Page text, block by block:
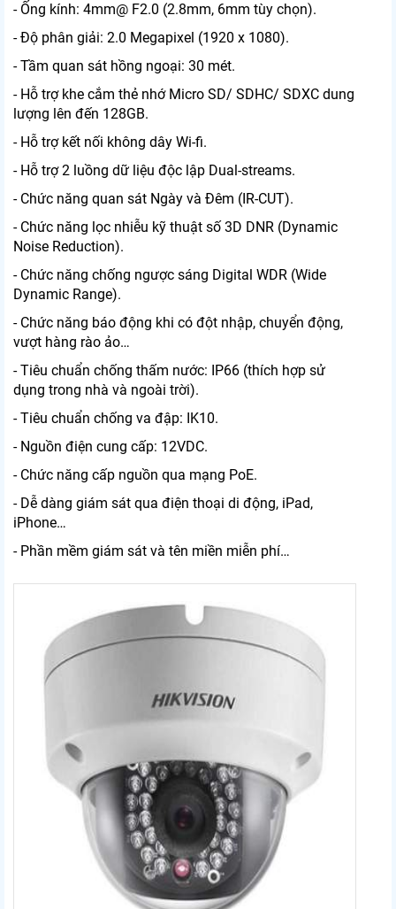
- Ống kính: 4mm@ F2.0 (2.8mm, 6mm tùy chọn).
- Độ phân giải: 2.0 Megapixel (1920 x 1080).
- Tầm quan sát hồng ngoại: 30 mét.
- Hỗ trợ khe cắm thẻ nhớ Micro SD/ SDHC/ SDXC dung
lượng lên đến 128GB.
- Hỗ trợ kết nối không dây Wi-fi.
- Hỗ trợ 2 luồng dữ liệu độc lập Dual-streams.
- Chức năng quan sát Ngày và Đêm (IR-CUT).
- Chức năng lọc nhiễu kỹ thuật số 3D DNR (Dynamic
Noise Reduction).
- Chức năng chống ngược sáng Digital WDR (Wide
Dynamic Range).
- Chức năng báo động khi có đột nhập, chuyển động,
vượt hàng rào ảo…
- Tiêu chuẩn chống thấm nước: IP66 (thích hợp sử
dụng trong nhà và ngoài trời).
- Tiêu chuẩn chống va đập: IK10.
- Nguồn điện cung cấp: 12VDC.
- Chức năng cấp nguồn qua mạng PoE.
- Dễ dàng giám sát qua điện thoại di động, iPad,
iPhone…
- Phần mềm giám sát và tên miền miễn phí…